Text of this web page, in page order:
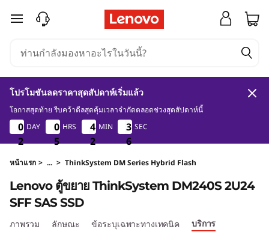
ตู้
ย
า
ย
T
h
ข้ามไปที่เนื้อหาหลัก
โปรโมชันลดราคาสุดสัปดาห์เริ่มแล้ว
โอกาสสุดท้าย รีบคว้าดีลสุดคุ้มเวลาจำกัดตลอดช่วงสุดสัปดาห์นี้
0
2
0
2
0
2
0
2
DAY
0
5
0
5
0
5
0
5
HRS
4
2
4
2
4
2
4
2
MIN 3
6
3
5
3
6
3
5
SEC
หน้าแรก > ... > ThinkSystem DM Series Hybrid Flash
Lenovo ตู้ขยาย ThinkSystem DM240S 2U24
SFF SAS SSD
ภาพรวม ลักษณะ ข้อระบุเฉพาะทางเทคนิค บริการ